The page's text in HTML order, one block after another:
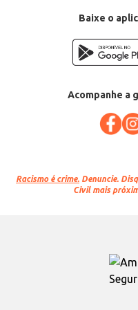
Baixe o
Acompanhe a
Racismo é crime. Denuncie.
Civil mais